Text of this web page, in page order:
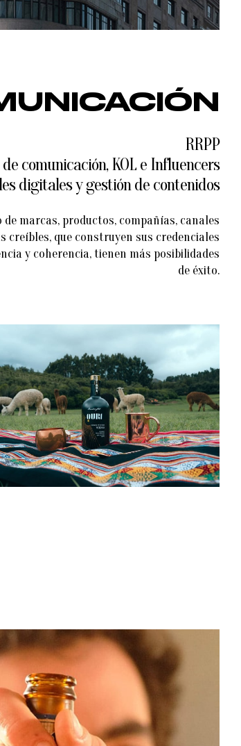
RRPP
comunicación, KOL e Influencers
digitales y gestión de contenidos
marcas, productos, compañías, canales
creíbles, que construyen sus credenciales
y coherencia, tienen más posibilidades
de éxito.